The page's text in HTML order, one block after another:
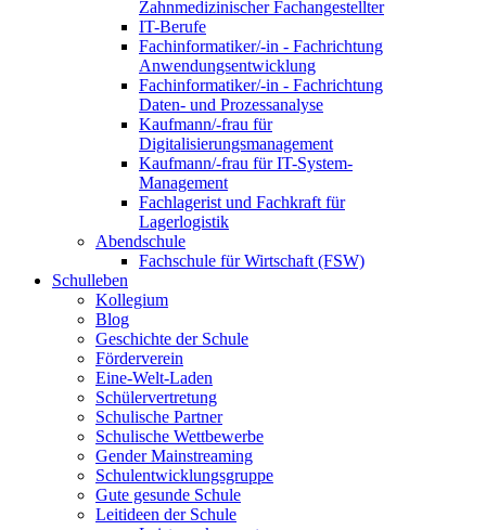
Zahnmedizinischer Fachangestellter
IT-Berufe
Fachinformatiker/-in - Fachrichtung
Anwendungsentwicklung
Fachinformatiker/-in - Fachrichtung
Daten- und Prozessanalyse
Kaufmann/-frau für
Digitalisierungsmanagement
Kaufmann/-frau für IT-System-
Management
Fachlagerist und Fachkraft für
Lagerlogistik
Abendschule
Fachschule für Wirtschaft (FSW)
Schulleben
Kollegium
Blog
Geschichte der Schule
Förderverein
Eine-Welt-Laden
Schülervertretung
Schulische Partner
Schulische Wettbewerbe
Gender Mainstreaming
Schulentwicklungsgruppe
Gute gesunde Schule
Leitideen der Schule